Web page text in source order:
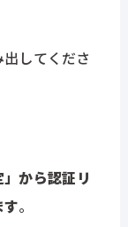
してくださ
から認証リ
。